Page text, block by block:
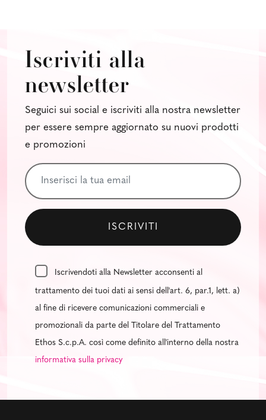
Iscriviti alla
newsletter
Seguici sui social e iscriviti alla nostra newsletter
per essere sempre aggiornato su nuovi prodotti
e promozioni
Iscrivendoti alla Newsletter acconsenti al
trattamento dei tuoi dati ai sensi dell'art. 6, par.1, lett. a)
al fine di ricevere comunicazioni commerciali e
promozionali da parte del Titolare del Trattamento
Ethos S.c.p.A. così come definito all'interno della nostra
informativa sulla privacy